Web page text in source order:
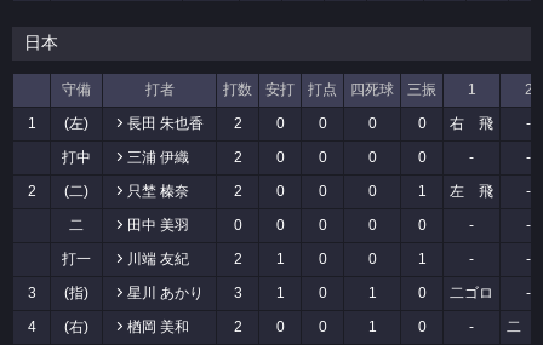
日本
守備 打者 打数 安打 打点 四死球 三振 1
2
1
(左) 長田 朱也香 2 0 0 0 0 右 飛
-
打中
三浦 伊織 2 0 0 0 0 -
-
2
(二) 只埜 榛奈 2 0 0 0 1 左 飛
-
二
田中 美羽 0 0 0 0 0 -
-
打一
川端 友紀 2 1 0 0 1 -
-
3
(指) 星川 あかり 3 1 0 1 0 二ゴロ
-
4
(右) 楢岡 美和 2 0 0 1 0 -
二